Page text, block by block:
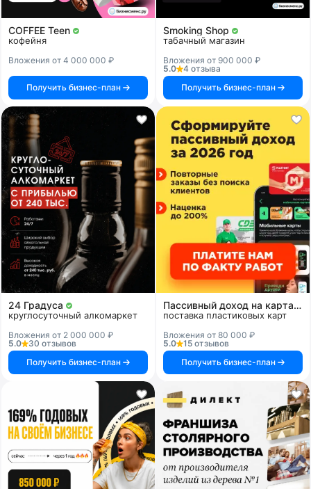
COFFEE Teen
кофейня
Вложения от 4 000 000 ₽
Получить бизнес-план
Smoking Shop
табачный магазин
Вложения от 900 000 ₽
5.0
4 отзыва
Получить бизнес-план
24 Градуса
круглосуточный алкомаркет
Вложения от 2 000 000 ₽
5.0
30 отзывов
Получить бизнес-план
Пассивный доход на картах и системах
поставка пластиковых карт
Вложения от 80 000 ₽
5.0
15 отзывов
Получить бизнес-план